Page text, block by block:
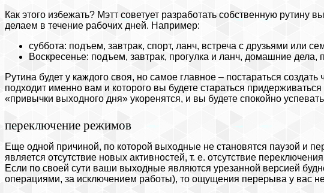
Как этого избежать? Мэтт советует разработать собственную рутину
делаем в течение рабочих дней. Например:
суббота: подъем, завтрак, спорт, ланч, встреча с друзьями или
Воскресенье: подъем, завтрак, прогулка и ланч, домашние дела,
Рутина будет у каждого своя, но самое главное – постараться создать
подходит именно вам и которого вы будете стараться
«привычки выходного дня» укоренятся, и вы будете спокойно
переключение режимов
Еще одной причиной, по которой выходные не становятся паузой и
является отсутствие новых активностей, т. е. отсутствие
Если по своей сути ваши выходные являются урезанной версией
операциями, за исключением работы), то ощущения перерыва у вас не